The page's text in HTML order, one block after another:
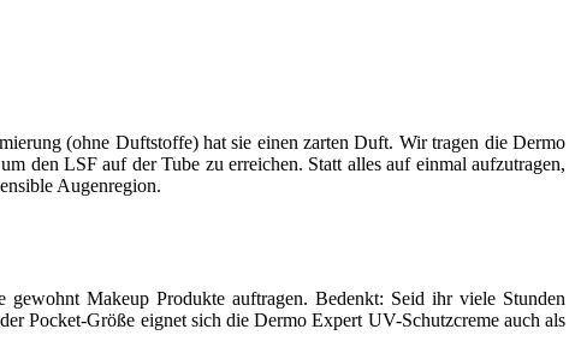
(ohne Duftstoffe) hat sie einen zarten Duft. Wir tragen die Dermo
den LSF auf der Tube zu erreichen. Statt alles auf einmal aufzutragen,
Augenregion.
Makeup Produkte auftragen. Bedenkt: Seid ihr viele Stunden
Pocket-Größe eignet sich die Dermo Expert UV-Schutzcreme auch als